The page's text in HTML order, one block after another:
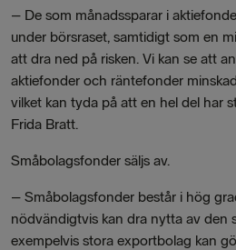
– De som månadssparar i
under börsraset, samtidigt som en
att dra ned på risken. Vi kan se att
aktiefonder och räntefonder
vilket kan tyda på att en hel del har
Frida Bratt.
Småbolagsfonder säljs av.
– Småbolagsfonder består i hög
nödvändigtvis kan dra nytta av den
exempelvis stora exportbolag kan